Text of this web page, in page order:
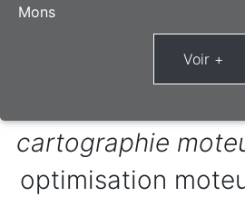
Mons
cartographie
optimisation